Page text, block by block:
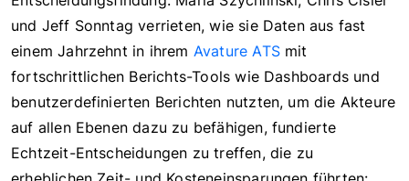
und Jeff Sonntag verrieten, wie sie Daten aus fast
einem Jahrzehnt in ihrem Avature ATSmit
fortschrittlichen Berichts-Tools wie Dashboards und
benutzerdefinierten Berichten nutzten, um die Akteure
auf allen Ebenen dazu zu befähigen, fundierte
Echtzeit-Entscheidungen zu treffen, die zu